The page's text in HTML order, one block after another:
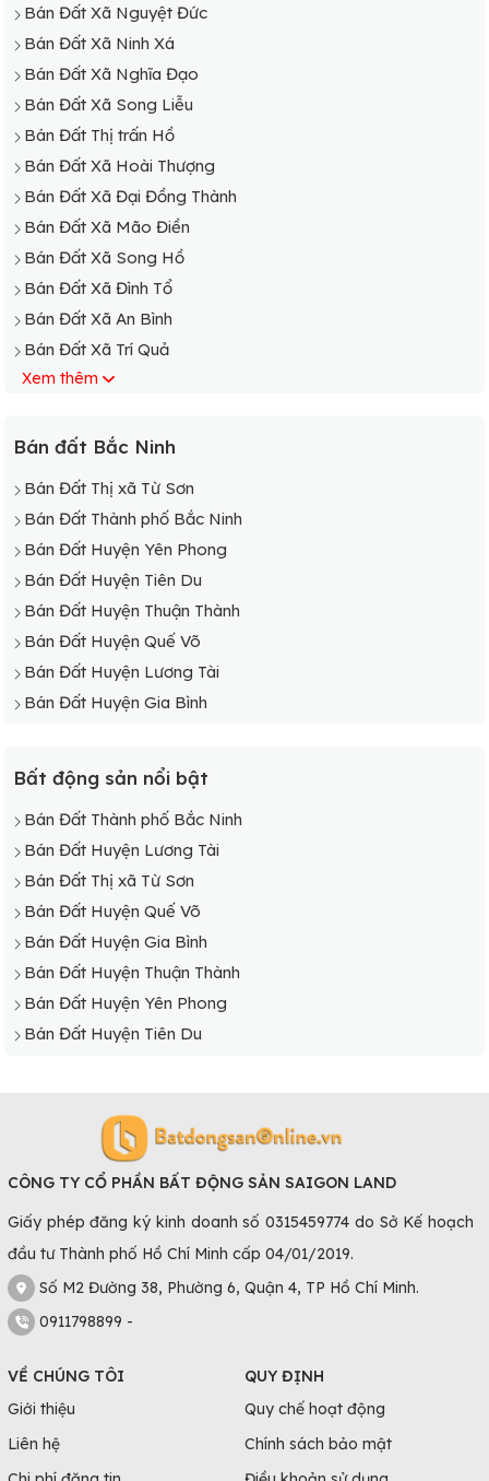
Bán Đất Xã Nguyệt Đức
Bán Đất Xã Ninh Xá
Bán Đất Xã Nghĩa Đạo
Bán Đất Xã Song Liễu
Bán Đất Thị trấn Hồ
Bán Đất Xã Hoài Thượng
Bán Đất Xã Đại Đồng Thành
Bán Đất Xã Mão Điền
Bán Đất Xã Song Hồ
Bán Đất Xã Đình Tổ
Bán Đất Xã An Bình
Bán Đất Xã Trí Quả
Bán Đất Xã Gia Đông
Xem thêm
Bán đất Bắc Ninh
Bán Đất Thị xã Từ Sơn
Bán Đất Thành phố Bắc Ninh
Bán Đất Huyện Yên Phong
Bán Đất Huyện Tiên Du
Bán Đất Huyện Thuận Thành
Bán Đất Huyện Quế Võ
Bán Đất Huyện Lương Tài
Bán Đất Huyện Gia Bình
Bất động sản nổi bật
Bán Đất Thành phố Bắc Ninh
Bán Đất Huyện Lương Tài
Bán Đất Thị xã Từ Sơn
Bán Đất Huyện Quế Võ
Bán Đất Huyện Gia Bình
Bán Đất Huyện Thuận Thành
Bán Đất Huyện Yên Phong
Bán Đất Huyện Tiên Du
CÔNG TY CỔ PHẦN BẤT ĐỘNG SẢN SAIGON LAND
Giấy phép đăng ký kinh doanh số 0315459774 do Sở Kế hoạch
đầu tư Thành phố Hồ Chí Minh cấp 04/01/2019.
Số M2 Đường 38, Phường 6, Quận 4, TP Hồ Chí Minh.
0911798899 -
VỀ CHÚNG TÔI
Giới thiệu
Liên hệ
QUY ĐỊNH
Quy chế hoạt động
Chính sách bảo mật